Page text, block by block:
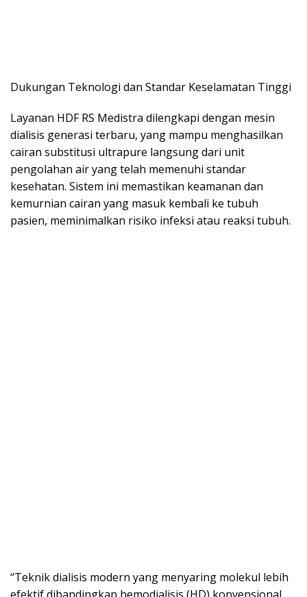
Dukungan Teknologi dan Standar Keselamatan Tinggi
Layanan HDF RS Medistra dilengkapi dengan mesin
dialisis generasi terbaru, yang mampu menghasilkan
cairan substitusi ultrapure langsung dari unit
pengolahan air yang telah memenuhi standar
kesehatan. Sistem ini memastikan keamanan dan
kemurnian cairan yang masuk kembali ke tubuh
pasien, meminimalkan risiko infeksi atau reaksi tubuh.
“Teknik dialisis modern yang menyaring molekul lebih